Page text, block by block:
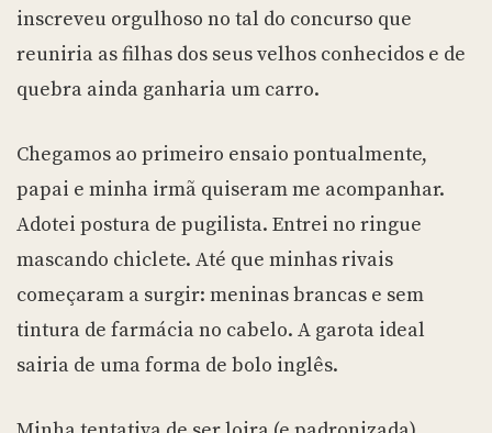
inscreveu orgulhoso no tal do concurso que
reuniria as filhas dos seus velhos conhecidos e de
quebra ainda ganharia um carro.
Chegamos ao primeiro ensaio pontualmente,
papai e minha irmã quiseram me acompanhar.
Adotei postura de pugilista. Entrei no ringue
mascando chiclete. Até que minhas rivais
começaram a surgir: meninas brancas e sem
tintura de farmácia no cabelo. A garota ideal
sairia de uma forma de bolo inglês.